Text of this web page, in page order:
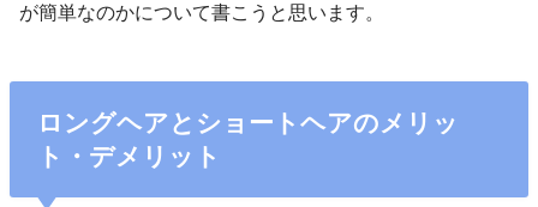
が簡単なのかについて書こうと思います。
ロングヘアとショートヘアのメリッ
ト・デメリット